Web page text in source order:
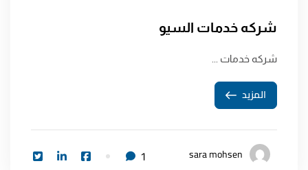
شركه خدمات السيو
شركه خدمات ...
المزيد
sara mohsen
1